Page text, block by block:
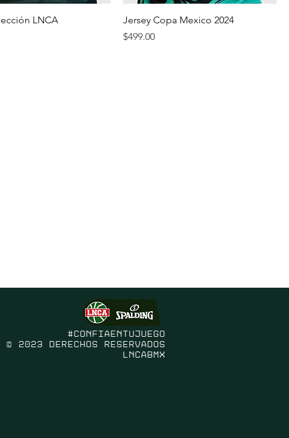
LNCA
Jersey Copa Mexico 2024
Precio
$499.00
#confiaentujuego
© 2023 Derechos Reservados
LNCABMX